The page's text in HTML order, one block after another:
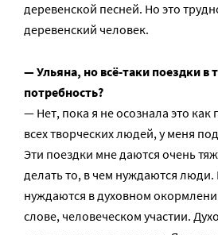
деревенской песней. Но это
деревенский человек.
— Ульяна, но всё-таки поездки в
потребность?
— Нет, пока я не осознала это как
всех творческих людей, у меня
Эти поездки мне даются очень
делать то, в чем нуждаются
нуждаются в духовном
слове, человеческом участии.